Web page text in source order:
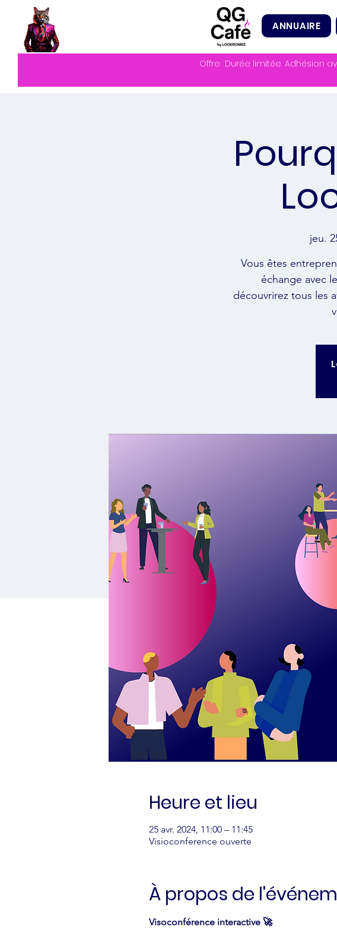
ANNUAIRE
Offre Durée limitée Adhésion
jeu.
Vous êtes
échange avec
découvrirez tous les
Heure et lieu
25 avr. 2024, 11:00 – 11:45
Visioconference ouverte
À propos de
Visoconférence interactive 🚀